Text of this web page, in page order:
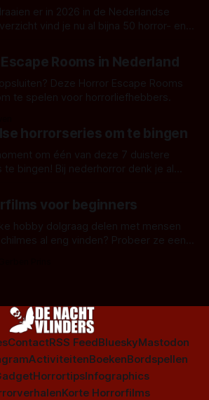
er in 2026 in de Nederlandse
vind je nu al bijna 50 horror- en
Rooms in Nederland
Deze Horror Escape Rooms
te spelen voor horrorliefhebbers.
horrorseries om te bingen
om één van deze 7 duistere
denk je al
Johnsons. Maar Nederlandse horror
Hier een aantal Nederlandse tv-
series uit het duistere of horrorgenre. Als
voor beginners
hobby dolgraag delen met mensen
al eng vinden? Probeer ze eens
ContactRSS FeedBlueskyMastodon
ActiviteitenBoekenBordspellen
HorrortipsInfographics
Korte Horrorfilms